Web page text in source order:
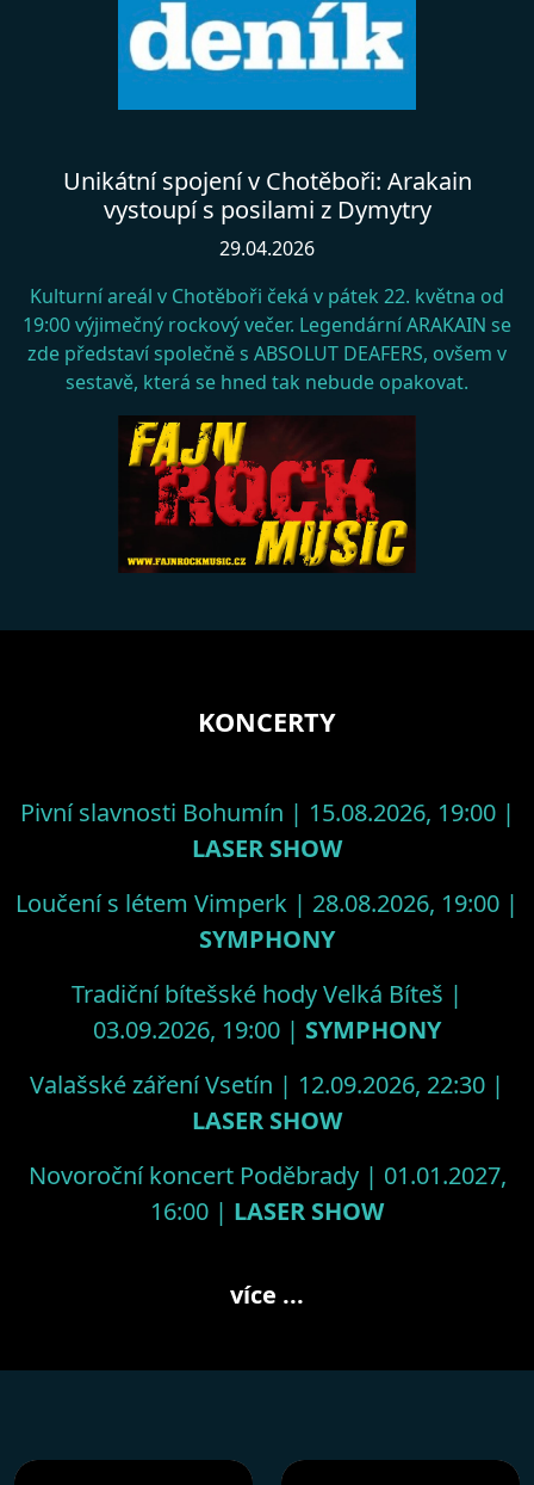
Unikátní spojení v Chotěboři: Arakain
vystoupí s posilami z Dymytry
29.04.2026
Kulturní areál v Chotěboři čeká v pátek 22. května od
19:00 výjimečný rockový večer. Legendární ARAKAIN se
zde představí společně s ABSOLUT DEAFERS, ovšem v
sestavě, která se hned tak nebude opakovat.
KONCERTY
Pivní slavnosti Bohumín | 15.08.2026, 19:00 |
LASER SHOW
Loučení s létem Vimperk | 28.08.2026, 19:00 |
SYMPHONY
Tradiční bítešské hody Velká Bíteš |
03.09.2026, 19:00 | SYMPHONY
Valašské záření Vsetín | 12.09.2026, 22:30 |
LASER SHOW
Novoroční koncert Poděbrady | 01.01.2027,
16:00 | LASER SHOW
více ...